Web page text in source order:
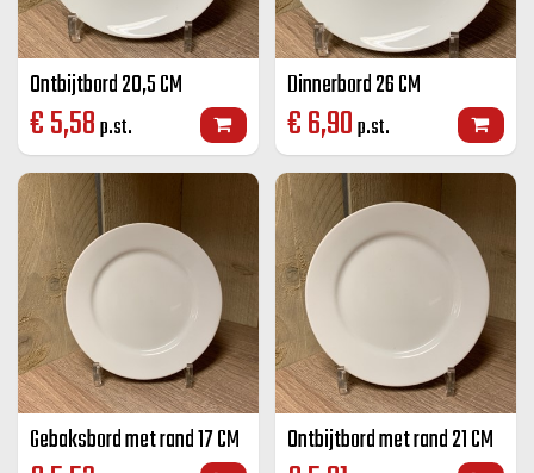
Ontbijtbord 20,5 CM
€5,58p.st.
Dinnerbord 26 CM
€6,90p.st.
Gebaksbord met rand 17 CM Ontbijtbord met rand 21 CM